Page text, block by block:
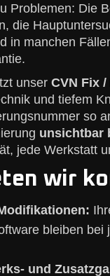
Problemen: Die
die
in manchen
unser CVN Fix /
und tiefem
so
unsichtbar
jede Werkstatt
wir
bleiben bei
und